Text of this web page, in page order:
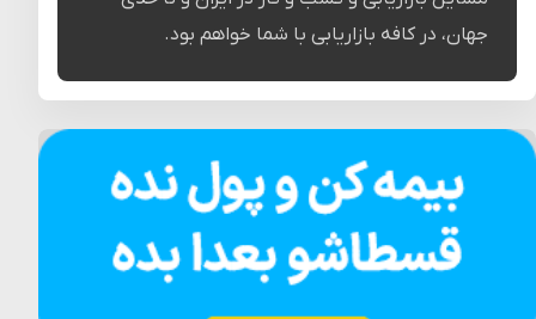
جهان، در کافه بازاریابی با شما خواهم بود.